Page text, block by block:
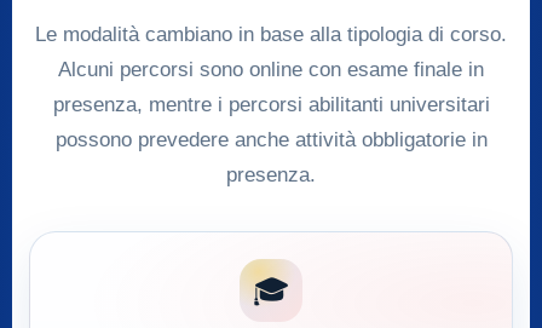
Le modalità cambiano in base alla tipologia di corso.
Alcuni percorsi sono online con esame finale in
presenza, mentre i percorsi abilitanti universitari
possono prevedere anche attività obbligatorie in
presenza.
🎓